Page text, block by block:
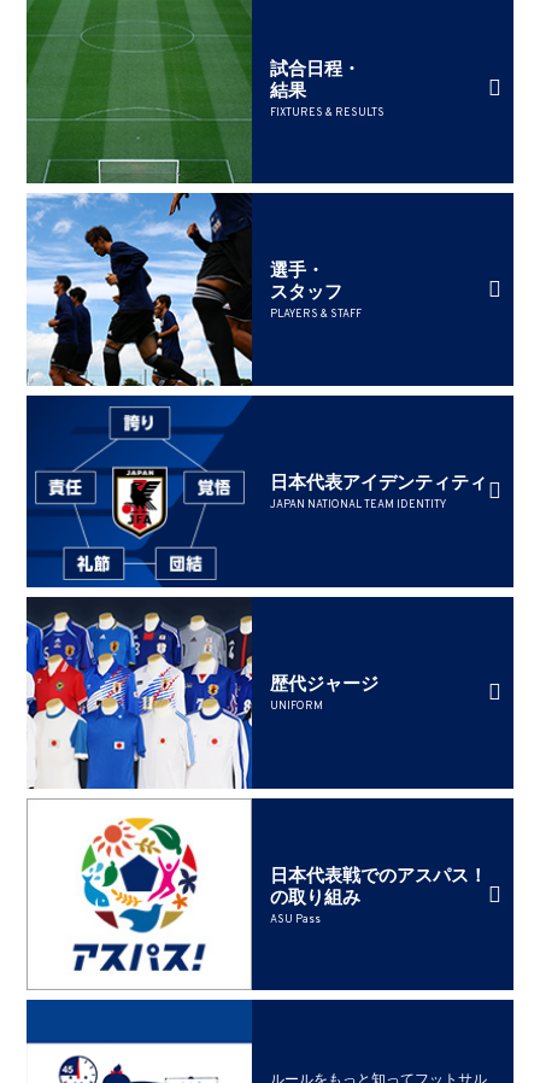
試合日程・
結果
FIXTURES & RESULTS
選手・
スタッフ
PLAYERS & STAFF
日本代表アイデンティティ
JAPAN NATIONAL TEAM IDENTITY
歴代ジャージ
UNIFORM
日本代表戦でのアスパス！
の取り組み
ASU Pass
ルールをもっと知ってフットサル